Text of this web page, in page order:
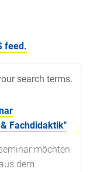
feed.
search terms.
first)
Fachdidaktik"
möchten
dem